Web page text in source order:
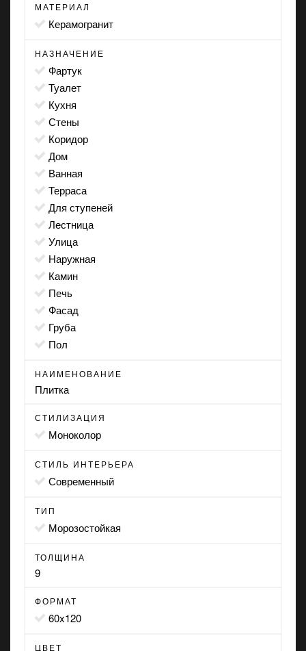
МАТЕРИАЛ
Керамогранит
НАЗНАЧЕНИЕ
фартук
туалет
кухня
стены
коридор
дом
ванная
терраса
для ступеней
лестница
улица
наружная
камин
печь
фасад
груба
пол
НАИМЕНОВАНИЕ
Плитка
СТИЛИЗАЦИЯ
моноколор
СТИЛЬ ИНТЕРЬЕРА
современный
ТИП
морозостойкая
ТОЛЩИНА
9
ФОРМАТ
60x120
ЦВЕТ